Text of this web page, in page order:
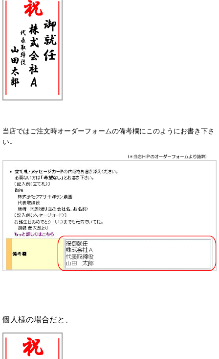
当店ではご注文時オーダーフォームの備考欄にこのようにお書き下さ
い↓
個人様の場合だと、